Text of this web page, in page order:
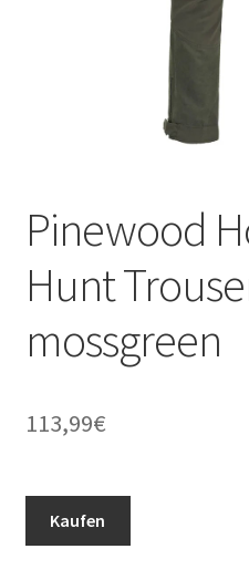
Pinewood
Hunt
mossgreen
113,99€
Kaufen